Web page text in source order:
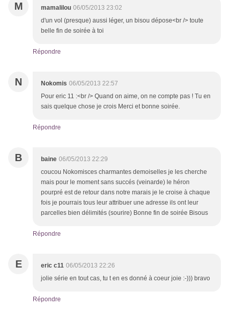
M mamalilou 06/05/2013 23:02
d'un vol (presque) aussi léger, un bisou dépose<br /> toute
belle fin de soirée à toi
Répondre
N Nokomis 06/05/2013 22:57
Pour eric 11 :<br /> Quand on aime, on ne compte pas ! Tu en
sais quelque chose je crois Merci et bonne soirée.
Répondre
B baine 06/05/2013 22:29
coucou Nokomisces charmantes demoiselles je les cherche
mais pour le moment sans succés (veinarde) le héron
pourpré est de retour dans notre marais je le croise à chaque
fois je pourrais tous leur attribuer une adresse ils ont leur
parcelles bien délimités (sourire) Bonne fin de soirée Bisous
Répondre
E eric c11 06/05/2013 22:26
jolie série en tout cas, tu t en es donné à coeur joie :-))) bravo
Répondre